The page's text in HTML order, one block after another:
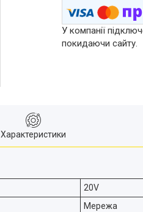
У компанії
покидаючи сайту.
Характеристики
20V
Мережа